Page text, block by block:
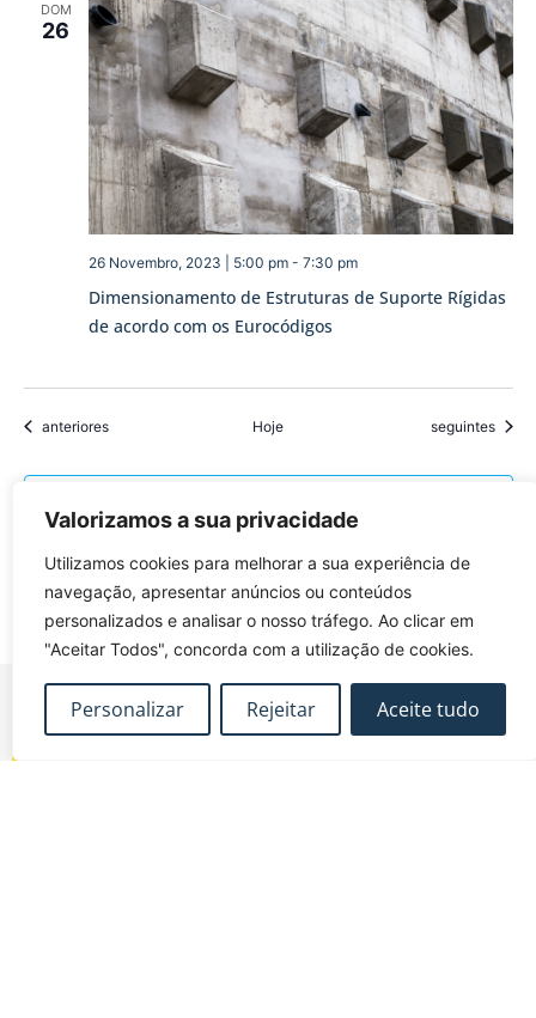
Valorizamos a sua privacidade
Utilizamos cookies para melhorar a sua experiência de
navegação, apresentar anúncios ou conteúdos
personalizados e analisar o nosso tráfego. Ao clicar em
"Aceitar Todos", concorda com a utilização de cookies.
Personalizar Rejeitar Aceite tudo
DOM
26
Dimensionamento de Estruturas de Suporte Rígidas
de acordo com os Eurocódigos
26 Novembro, 2023 | 5:00 pm- 7:30 pm
Eventos
anteriores Hoje Eventos
seguintes